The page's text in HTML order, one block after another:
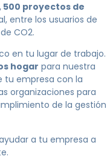
proyectos de
entre los usuarios de
CO2.
en tu lugar de trabajo.
hogar para nuestra
tu empresa con la
organizaciones para
de la gestión
a tu empresa a